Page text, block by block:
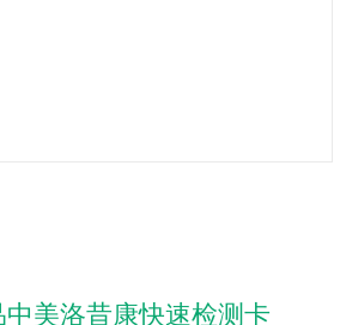
美洛昔康快速检测卡